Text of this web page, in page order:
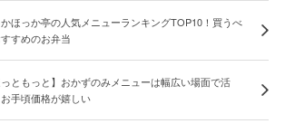
ほっか亭の人気メニューランキングTOP10！買うべ
すめのお弁当
っともっと】おかずのみメニューは幅広い場面で活
手頃価格が嬉しい